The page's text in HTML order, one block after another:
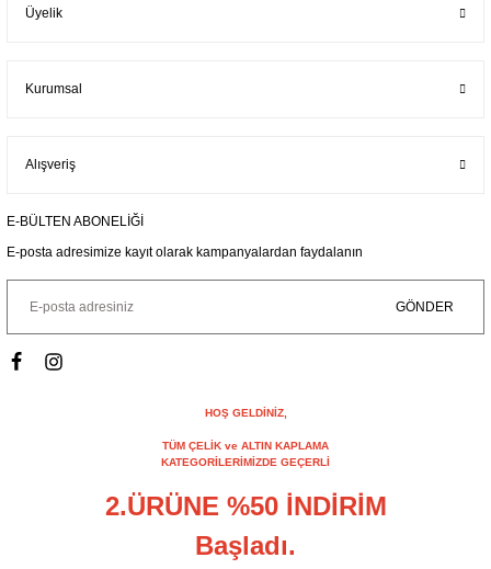
Üyelik
Kurumsal
Alışveriş
E-BÜLTEN ABONELİĞİ
E-posta adresimize kayıt olarak kampanyalardan faydalanın
GÖNDER
HOŞ GELDİNİZ,
TÜM ÇELİK ve ALTIN KAPLAMA
KATEGORİLERİMİZDE GEÇERLİ
2.ÜRÜNE %50 İNDİRİM
Başladı.